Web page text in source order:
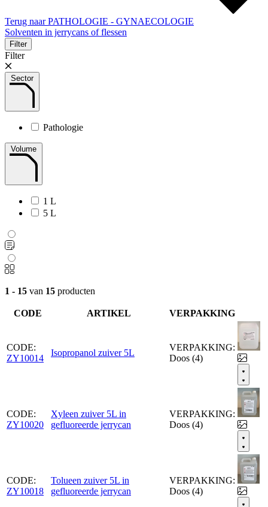
Terug naar PATHOLOGIE - GYNAECOLOGIE
Solventen in jerrycans of flessen
Filter
Filter
Sector
Pathologie
Volume
1 L
5 L
1 - 15 van 15 producten
CODE ARTIKEL VERPAKKING
CODE:
ZY10014
Isopropanol zuiver 5L
VERPAKKING:
Doos (4)
CODE:
ZY10020
Xyleen zuiver 5L in
gefluoreerde jerrycan
VERPAKKING:
Doos (4)
CODE:
ZY10018
Tolueen zuiver 5L in
gefluoreerde jerrycan
VERPAKKING:
Doos (4)